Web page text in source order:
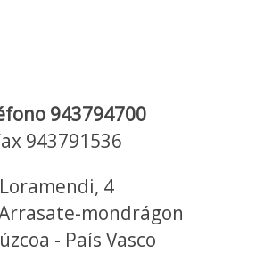
943794700
943791536
Loramendi, 4
mondrágon
- País Vasco